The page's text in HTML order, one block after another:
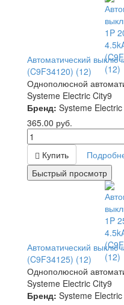
Автоматический
(C9F34120) (12)
Однополюсной
Systeme Electric City9
Бренд: Systeme Electric
365.00 руб.
Купить
Быстрый просмотр
Автоматический
(C9F34125) (12)
Однополюсной
Systeme Electric City9
Бренд: Systeme Electric